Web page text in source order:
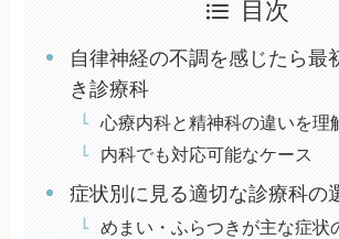
目次
自律神経の不調を感じたら最
き診療科
心療内科と精神科の違いを理
内科でも対応可能なケース
症状別に見る適切な診療科の
めまい・ふらつきが主な症状